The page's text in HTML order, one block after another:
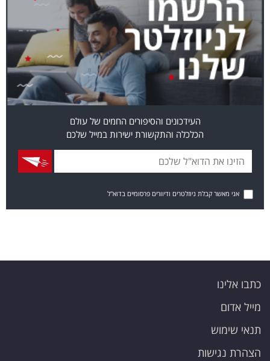
העידכונים והסיפורים החמים של עולם
הכלכלה והתקשורת ישירות במייל שלכם
אני מאשר קבלת ניוזלטרים ודיוורים פרסומיים בדוא"ל
כתבו אלינו
מייל אדום
תנאי שימוש
הצהרת נגישות